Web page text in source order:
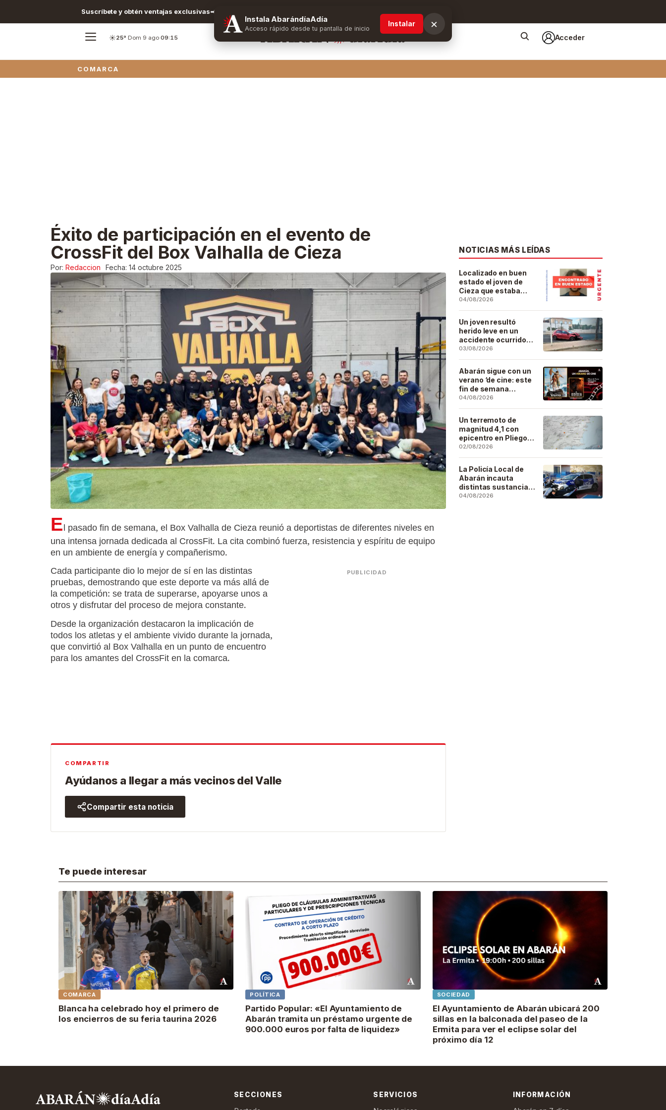
Suscríbete y obtén ventajas exclusivas
☀️25°·Dom 9 ago·09:15 Acceder
COMARCA
Éxito de participación en el evento de
CrossFit del Box Valhalla de Cieza
Por: Redaccion Fecha: 14 octubre 2025
El pasado fin de semana, el Box Valhalla de Cieza reunió a deportistas de diferentes niveles en
una intensa jornada dedicada al CrossFit. La cita combinó fuerza, resistencia y espíritu de equipo
en un ambiente de energía y compañerismo.
PUBLICIDAD
Cada participante dio lo mejor de sí en las distintas
pruebas, demostrando que este deporte va más allá de
la competición: se trata de superarse, apoyarse unos a
otros y disfrutar del proceso de mejora constante.
Desde la organización destacaron la implicación de
todos los atletas y el ambiente vivido durante la jornada,
que convirtió al Box Valhalla en un punto de encuentro
para los amantes del CrossFit en la comarca.
COMPARTIR
Ayúdanos a llegar a más vecinos del Valle
Compartir esta noticia
NOTICIAS MÁS LEÍDAS
Localizado en buen
estado el joven de
Cieza que estaba
desaparecido desde
el pasado 29 de julio
04/08/2026
Un joven resultó
herido leve en un
accidente ocurrido
este lunes en la
barriada de San José
Artesano
03/08/2026
Abarán sigue con un
verano ‘de cine: este
fin de semana
Vaiana… y después,
La Odisea
04/08/2026
Un terremoto de
magnitud 4,1 con
epicentro en Pliego
se deja sentir en
buena parte de la
región
02/08/2026
La Policía Local de
Abarán incauta
distintas sustancias
estupefacientes en
04/08/2026
Te puede interesar
COMARCA
Blanca ha celebrado hoy el primero de
los encierros de su feria taurina 2026
POLÍTICA
Partido Popular: «El Ayuntamiento de
Abarán tramita un préstamo urgente de
900.000 euros por falta de liquidez»
SOCIEDAD
El Ayuntamiento de Abarán ubicará 200
sillas en la balconada del paseo de la
Ermita para ver el eclipse solar del
próximo día 12
SECCIONES SERVICIOS INFORMACIÓN
Instala AbarándíaAdía
Acceso rápido desde tu pantalla de inicio
Instalar ×